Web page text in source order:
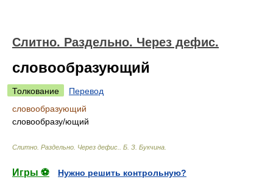
Слитно. Раздельно. Через дефис.
словообразующий
Толкование
Перевод
словообразующий
словообразу/ющий
Слитно. Раздельно. Через дефис. Б. З. Букчина
Игры ⚽
Нужно решить контрольную?